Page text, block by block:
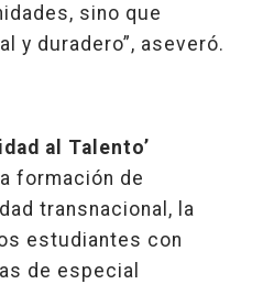
sino que
y duradero”, aseveró.
al Talento’
formación de
transnacional, la
estudiantes con
de especial